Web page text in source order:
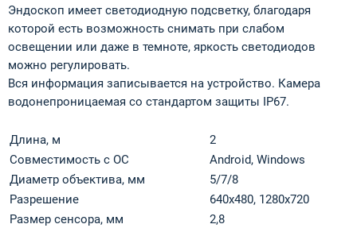
Эндоскоп имеет светодиодную подсветку, благодаря
которой есть возможность снимать при слабом
освещении или даже в темноте, яркость светодиодов
можно регулировать.
Вся информация записывается на устройство. Камера
водонепроницаемая со стандартом защиты IP67.
Длина, м
2
Совместимость с ОС
Android, Windows
Диаметр объектива, мм
5/7/8
Pазрешение
640x480, 1280x720
Размер сенсора, мм
2,8